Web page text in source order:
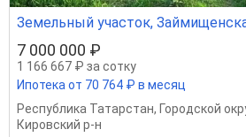
Земельный участок,
7 000 000 ₽
1 166 667 ₽ за сотку
Ипотека от 70 764 ₽ в месяц
Республика Татарстан, Городской
Кировский р-н